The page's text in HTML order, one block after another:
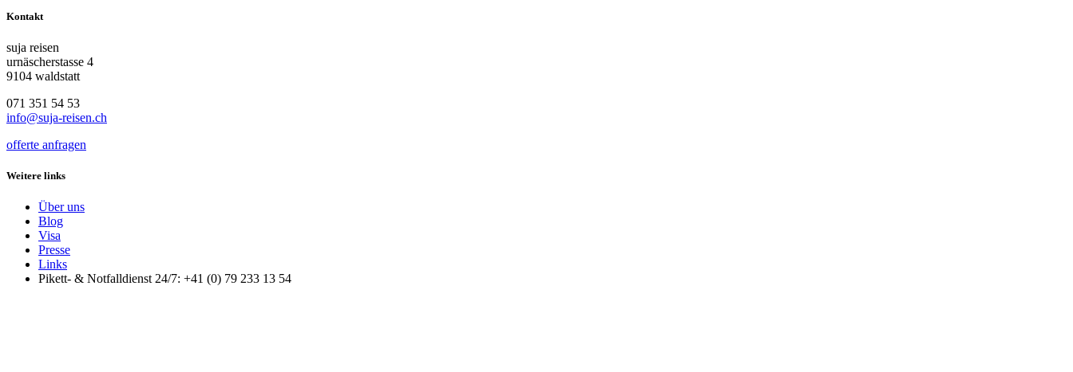
Kontakt
suja reisen
urnäscherstasse 4
9104 waldstatt
071 351 54 53
info@suja-reisen.ch
offerte anfragen
Weitere links
Über uns
Blog
Visa
Presse
Links
Pikett- & Notfalldienst 24/7: +41 (0) 79 233 13 54